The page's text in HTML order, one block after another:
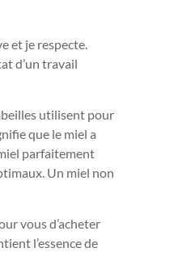
et je respecte.
d’un travail
utilisent pour
que le miel a
parfaitement
Un miel non
vous d’acheter
l’essence de